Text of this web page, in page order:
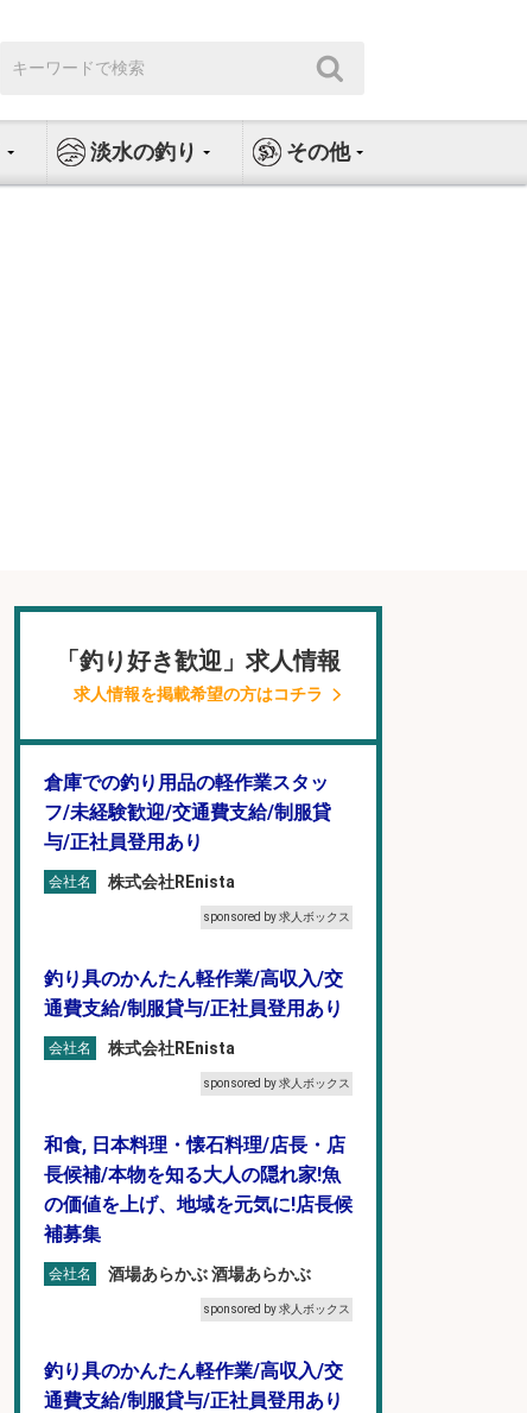
索:
淡水の釣り その他
「釣り好き歓迎」求人情報
求人情報を掲載希望の方はコチラ
倉庫での釣り用品の軽作業スタッ
フ/未経験歓迎/交通費支給/制服貸
与/正社員登用あり
会社名 株式会社REnista
sponsored by 求人ボックス
釣り具のかんたん軽作業/高収入/交
通費支給/制服貸与/正社員登用あり
会社名 株式会社REnista
sponsored by 求人ボックス
和食, 日本料理・懐石料理/店長・店
長候補/本物を知る大人の隠れ家!魚
の価値を上げ、地域を元気に!店長候
補募集
会社名 酒場あらかぶ 酒場あらかぶ
sponsored by 求人ボックス
釣り具のかんたん軽作業/高収入/交
通費支給/制服貸与/正社員登用あり